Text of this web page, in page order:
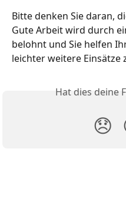
Bitte denken Sie daran,
Gute Arbeit wird durch
belohnt und Sie helfen
leichter weitere Einsätze
Hat dies deine
😞